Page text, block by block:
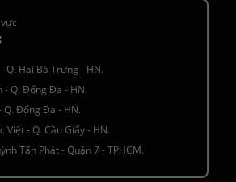
Q. Hai Bà Trưng - HN.
- Q. Đống Đa - HN.
Q. Đống Đa - HN.
Việt - Q. Cầu Giấy - HN.
Tấn Phát - Quận 7 - TPHCM.